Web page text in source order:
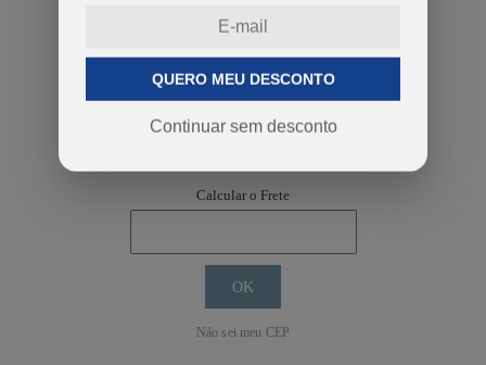
QUERO MEU DESCONTO
Continuar sem desconto
Calcular o Frete
Não sei meu CEP